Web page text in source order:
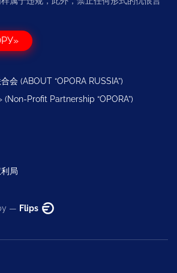
会 (ABOUT “OPORA RUSSIA”)
(Non-Profit Partnership “OPORA”)
局
— Flips